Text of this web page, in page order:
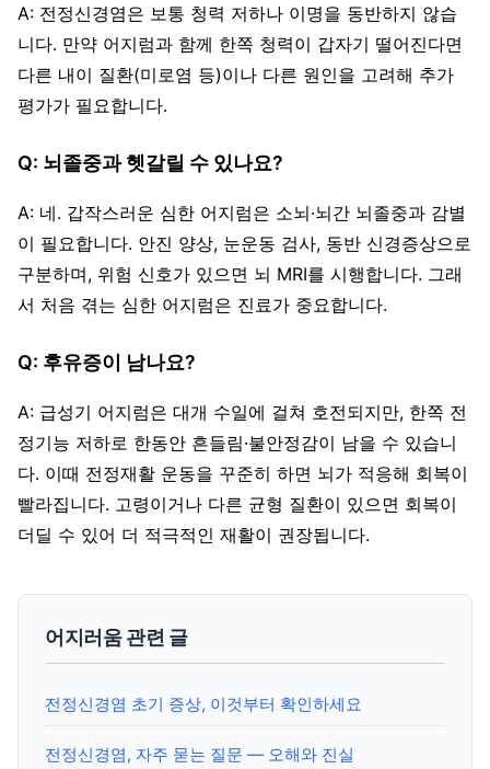
A: 전정신경염은 보통 청력 저하나 이명을 동반하지 않습
니다. 만약 어지럼과 함께 한쪽 청력이 갑자기 떨어진다면
다른 내이 질환(미로염 등)이나 다른 원인을 고려해 추가
평가가 필요합니다.
Q: 뇌졸중과 헷갈릴 수 있나요?
A: 네. 갑작스러운 심한 어지럼은 소뇌·뇌간 뇌졸중과 감별
이 필요합니다. 안진 양상, 눈운동 검사, 동반 신경증상으로
구분하며, 위험 신호가 있으면 뇌 MRI를 시행합니다. 그래
서 처음 겪는 심한 어지럼은 진료가 중요합니다.
Q: 후유증이 남나요?
A: 급성기 어지럼은 대개 수일에 걸쳐 호전되지만, 한쪽 전
정기능 저하로 한동안 흔들림·불안정감이 남을 수 있습니
다. 이때 전정재활 운동을 꾸준히 하면 뇌가 적응해 회복이
빨라집니다. 고령이거나 다른 균형 질환이 있으면 회복이
더딜 수 있어 더 적극적인 재활이 권장됩니다.
어지러움 관련 글
전정신경염 초기 증상, 이것부터 확인하세요
전정신경염, 자주 묻는 질문 — 오해와 진실